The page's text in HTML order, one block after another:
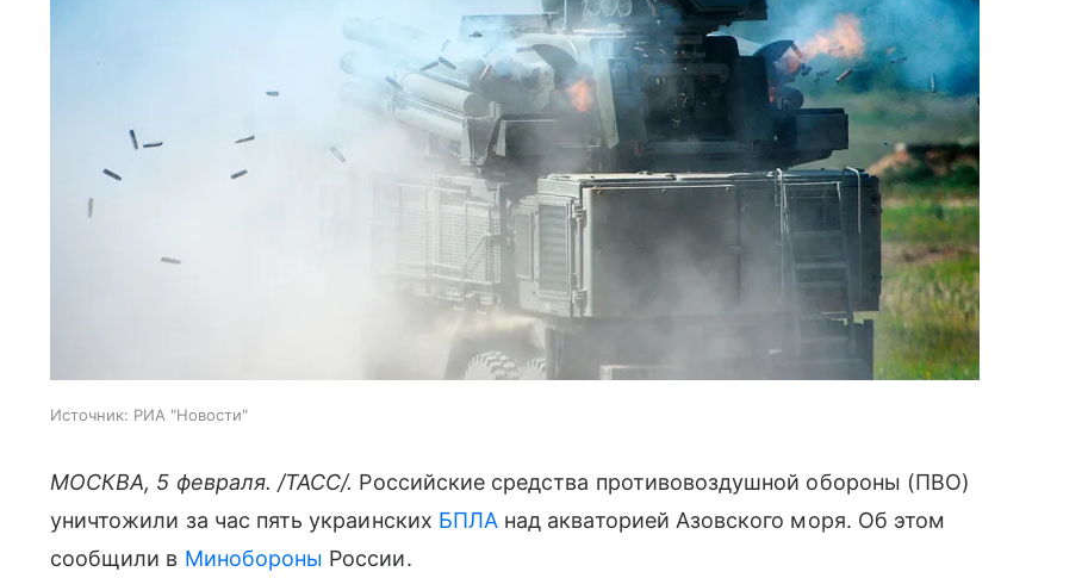
Источник: РИА "Новости"
МОСКВА, 5 февраля. /ТАСС/. Российские средства противовоздушной обороны (ПВО)
уничтожили за час пять украинских БПЛА над акваторией Азовского моря. Об этом
сообщили в Минобороны России.